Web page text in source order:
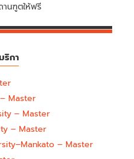
นฑูตให้ฟรี
ริกา
Master
– Master
– Master
– Master